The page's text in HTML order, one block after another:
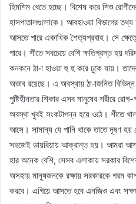
হিমশিম খেতে হচ্ছে। বিশেষ করে শিশু
হাসপাতালগুলোকে। আবহাওয়া বিভাগের
আসতে পারে একাধিক শৈত্যপ্রবাহ। সে
পারে। শীতে সবচেয়ে বেশি ক্ষতিগ্রস্ত হয়
কনকনে ঠা-া হাওয়া হু হু করে ঢুকে যায়।
অভাব রয়েছে। এ অবস্থায় ঠা-াজনিত
পুষ্টিহীনতার শিকার এসব মানুষের শরীরে
অবস্থা খুবই সংকটাপন্ন হয়ে ওঠে। শীতে
আসে। সামান্য যে পানি থাকে তাতে দূষণ হয়
সহজেই ডায়রিয়ায় আক্রান্ত হয়। আমরা
হার অনেক বেশি, সেসব এলাকায় সরকার
অসহায় মানুষজনকে রক্ষায় সরকারকে গরম
করবে। এগিয়ে আসতে হবে এনজিও এবং